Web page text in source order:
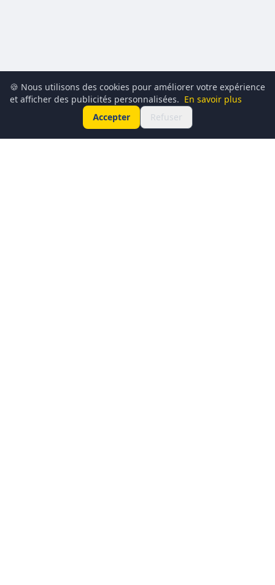
🍪 Nous utilisons des cookies pour améliorer votre expérience
et afficher des publicités personnalisées. En savoir plus
Accepter
Refuser